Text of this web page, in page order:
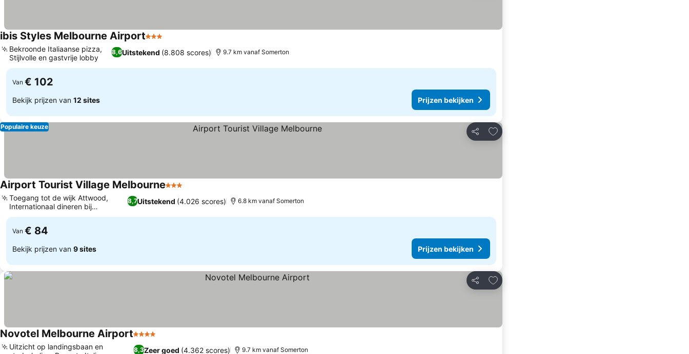
ibis Styles Melbourne Airport3 Sterren
8,6Uitstekend (8.808 scores)
Bekroonde Italiaanse pizza,
Stijlvolle en gastvrije lobby
9.7 km vanaf Somerton
Van € 102
Bekijk prijzen van 12 sites Prijzen bekijken
Delen
Toevoegen aan favorieten
Populaire keuze
Airport Tourist Village Melbourne3 Sterren
8,7Uitstekend (4.026 scores)
Toegang tot de wijk Attwood,
Internationaal dineren bij
Reflections
6.8 km vanaf Somerton
Van € 84
Bekijk prijzen van 9 sites Prijzen bekijken
Delen
Toevoegen aan favorieten
Novotel Melbourne Airport4 Sterren
8,3Zeer goed (4.362 scores)
Uitzicht op landingsbaan en
9.7 km vanaf Somerton